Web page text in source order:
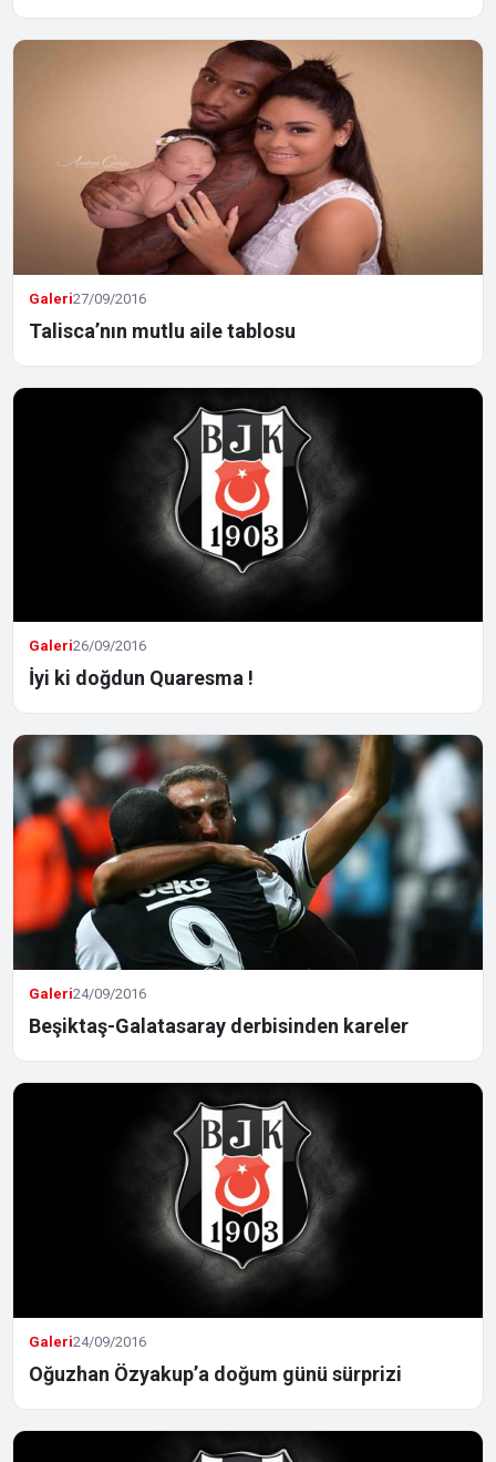
Galeri27/09/2016
Talisca’nın mutlu aile tablosu
Galeri26/09/2016
İyi ki doğdun Quaresma !
Galeri24/09/2016
Beşiktaş-Galatasaray derbisinden kareler
Galeri24/09/2016
Oğuzhan Özyakup’a doğum günü sürprizi